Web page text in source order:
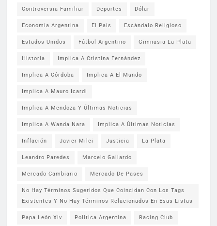
Controversia Familiar Deportes Dólar
Economía Argentina El País Escándalo Religioso
Estados Unidos Fútbol Argentino Gimnasia La Plata
Historia Implica A Cristina Fernández
Implica A Córdoba Implica A El Mundo
Implica A Mauro Icardi
Implica A Mendoza Y Últimas Noticias
Implica A Wanda Nara Implica A Últimas Noticias
Inflación Javier Milei Justicia La Plata
Leandro Paredes Marcelo Gallardo
Mercado Cambiario Mercado De Pases
No Hay Términos Sugeridos Que Coincidan Con Los Tags
Existentes Y No Hay Términos Relacionados En Esas Listas
Papa León Xiv Política Argentina Racing Club